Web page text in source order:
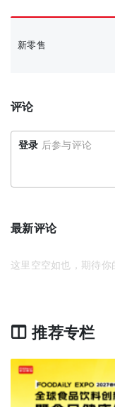
新零售
评论
登录 后参与评论
最新评论
这里空空如也，期待你
推荐专栏